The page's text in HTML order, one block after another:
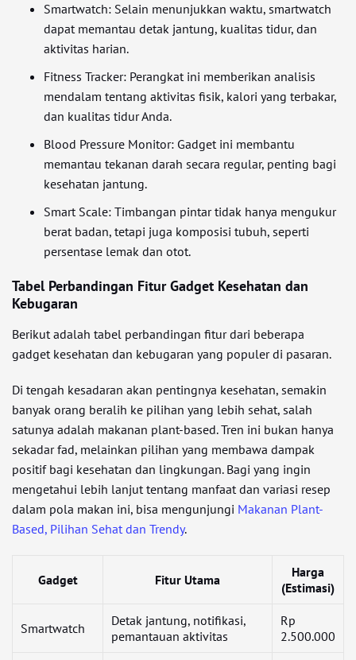
Smartwatch: Selain menunjukkan waktu, smartwatch
dapat memantau detak jantung, kualitas tidur, dan
aktivitas harian.
Fitness Tracker: Perangkat ini memberikan analisis
mendalam tentang aktivitas fisik, kalori yang terbakar,
dan kualitas tidur Anda.
Blood Pressure Monitor: Gadget ini membantu
memantau tekanan darah secara regular, penting bagi
kesehatan jantung.
Smart Scale: Timbangan pintar tidak hanya mengukur
berat badan, tetapi juga komposisi tubuh, seperti
persentase lemak dan otot.
Tabel Perbandingan Fitur Gadget Kesehatan dan
Kebugaran
Berikut adalah tabel perbandingan fitur dari beberapa
gadget kesehatan dan kebugaran yang populer di pasaran.
Di tengah kesadaran akan pentingnya kesehatan, semakin
banyak orang beralih ke pilihan yang lebih sehat, salah
satunya adalah makanan plant-based. Tren ini bukan hanya
sekadar fad, melainkan pilihan yang membawa dampak
positif bagi kesehatan dan lingkungan. Bagi yang ingin
mengetahui lebih lanjut tentang manfaat dan variasi resep
dalam pola makan ini, bisa mengunjungi Makanan Plant-
Based, Pilihan Sehat dan Trendy.
Gadget Fitur Utama
Harga
(Estimasi)
Smartwatch
Detak jantung, notifikasi,
pemantauan aktivitas
Rp
2.500.000